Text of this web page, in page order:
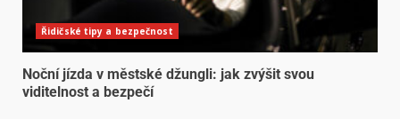
Řidičské tipy a bezpečnost
Noční jízda v městské džungli: jak zvýšit svou
viditelnost a bezpečí